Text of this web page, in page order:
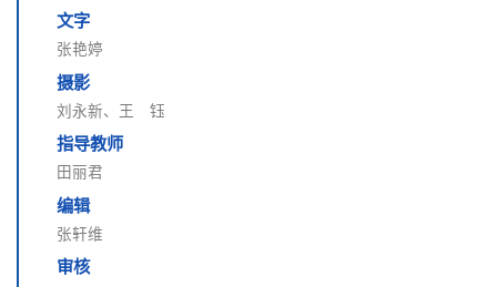
文字
张艳婷
摄影
刘永新、王 钰
指导教师
田丽君
编辑
张轩维
审核